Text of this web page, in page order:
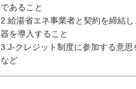
であること
2.給湯省エネ事業者と契約を締結
器を導入すること
3.J-クレジット制度に参加する意
など